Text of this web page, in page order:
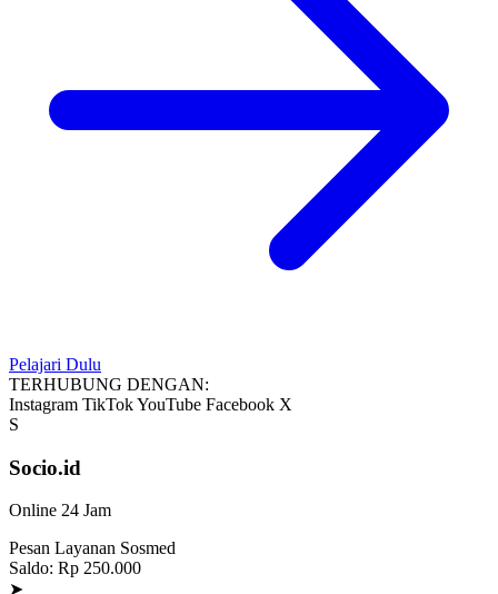
Pelajari Dulu
TERHUBUNG DENGAN:
Instagram TikTokYouTube Facebook X
S
Socio.id
Online 24 Jam
Pesan Layanan Sosmed
Saldo: Rp 250.000
➤